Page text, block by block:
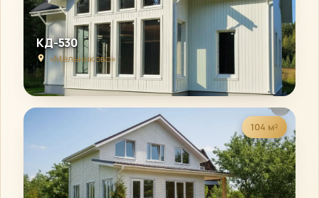
КД-530
«Мельниково»
104 м²